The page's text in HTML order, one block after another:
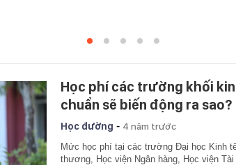
Học phí các trường khối
chuẩn sẽ biến động ra sao?
Học đường - 4 năm trước
Mức học phí tại các trường Đại học Kinh
thương, Học viện Ngân hàng, Học viện